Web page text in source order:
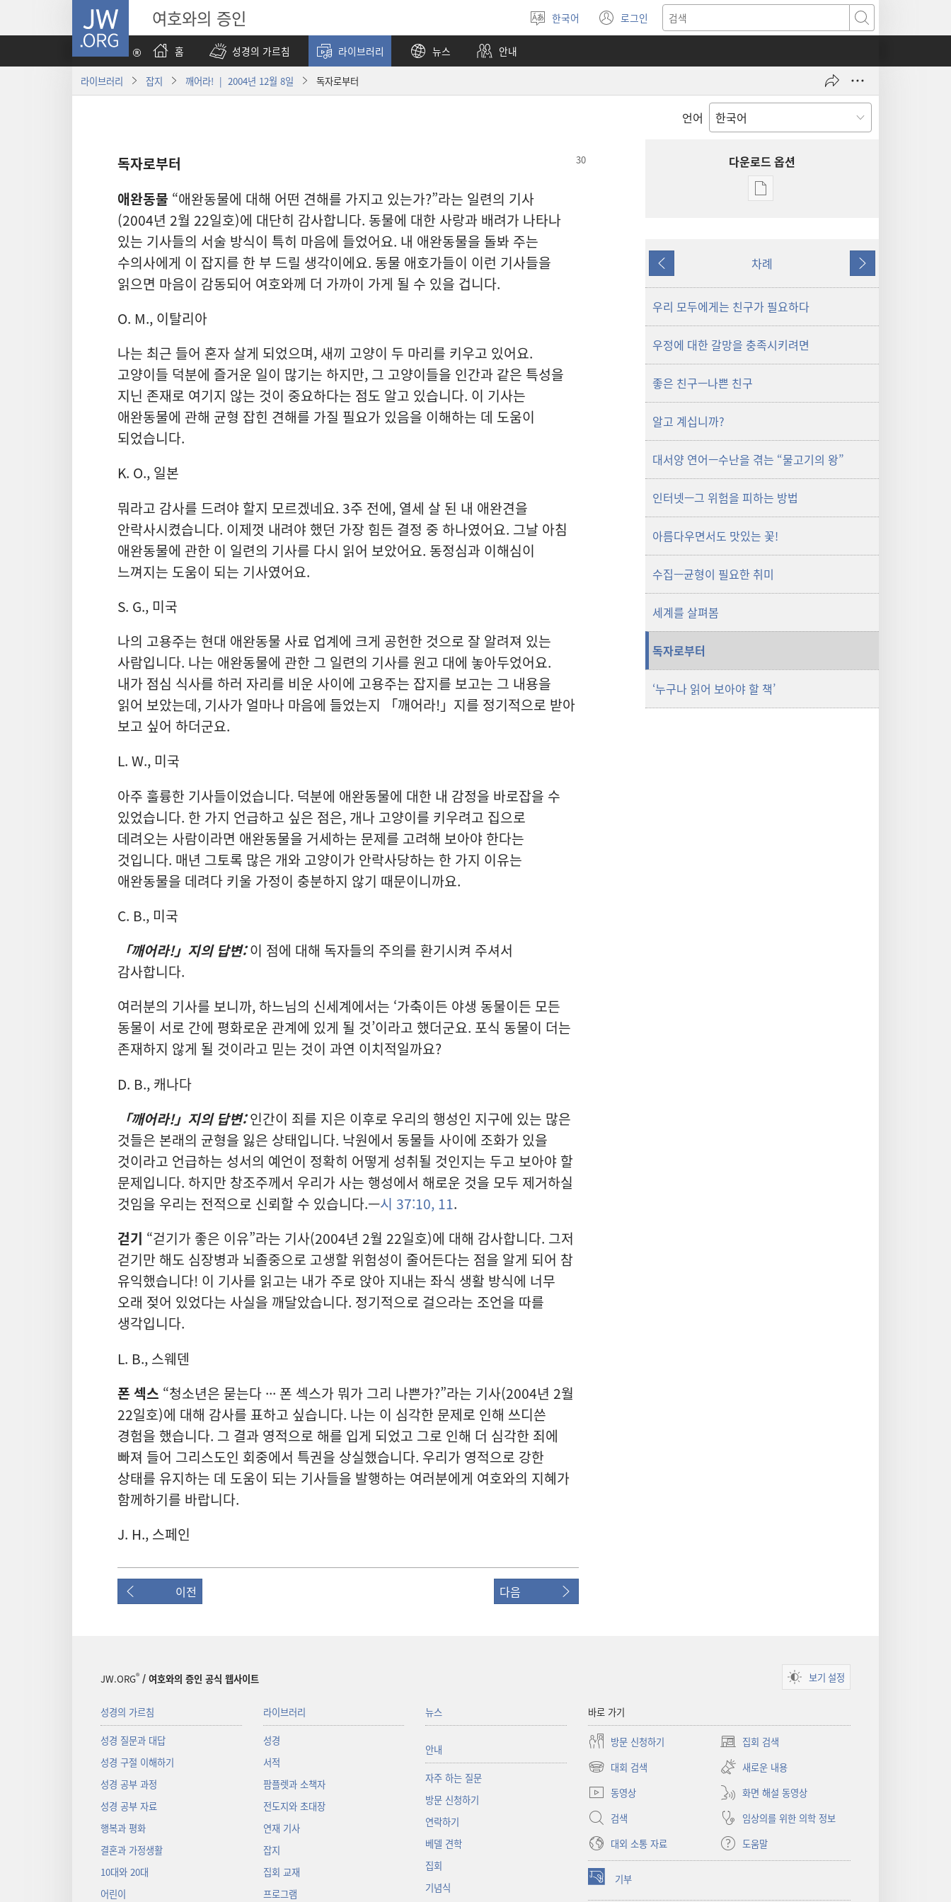
JW.ORG 여호와의 증인
언어
선택
한국어 로그인
(새로운
창
검색
홈
성경의 가르침 라이브러리 뉴스 안내
라이브러리 잡지 깨어라! | 2004년 12월 8일 독자로부터
언어
독자로부터
애완동물 “애완동물에 대해 어떤 견해를 가지고 있는가?”라는 일련의 기사
(2004년 2월 22일호)에 대단히 감사합니다. 동물에 대한 사랑과 배려가 나타나
있는 기사들의 서술 방식이 특히 마음에 들었어요. 내 애완동물을 돌봐 주는
수의사에게 이 잡지를 한 부 드릴 생각이에요. 동물 애호가들이 이런 기사들을
읽으면 마음이 감동되어 여호와께 더 가까이 가게 될 수 있을 겁니다.
O. M., 이탈리아
나는 최근 들어 혼자 살게 되었으며, 새끼 고양이 두 마리를 키우고 있어요.
고양이들 덕분에 즐거운 일이 많기는 하지만, 그 고양이들을 인간과 같은 특성을
지닌 존재로 여기지 않는 것이 중요하다는 점도 알고 있습니다. 이 기사는
애완동물에 관해 균형 잡힌 견해를 가질 필요가 있음을 이해하는 데 도움이
되었습니다.
K. O., 일본
뭐라고 감사를 드려야 할지 모르겠네요. 3주 전에, 열세 살 된 내 애완견을
안락사시켰습니다. 이제껏 내려야 했던 가장 힘든 결정 중 하나였어요. 그날 아침
애완동물에 관한 이 일련의 기사를 다시 읽어 보았어요. 동정심과 이해심이
느껴지는 도움이 되는 기사였어요.
S. G., 미국
나의 고용주는 현대 애완동물 사료 업계에 크게 공헌한 것으로 잘 알려져 있는
사람입니다. 나는 애완동물에 관한 그 일련의 기사를 원고 대에 놓아두었어요.
내가 점심 식사를 하러 자리를 비운 사이에 고용주는 잡지를 보고는 그 내용을
읽어 보았는데, 기사가 얼마나 마음에 들었는지 「깨어라!」지를 정기적으로 받아
보고 싶어 하더군요.
L. W., 미국
아주 훌륭한 기사들이었습니다. 덕분에 애완동물에 대한 내 감정을 바로잡을 수
있었습니다. 한 가지 언급하고 싶은 점은, 개나 고양이를 키우려고 집으로
데려오는 사람이라면 애완동물을 거세하는 문제를 고려해 보아야 한다는
것입니다. 매년 그토록 많은 개와 고양이가 안락사당하는 한 가지 이유는
애완동물을 데려다 키울 가정이 충분하지 않기 때문이니까요.
C. B., 미국
「깨어라!」지의 답변:이 점에 대해 독자들의 주의를 환기시켜 주셔서
감사합니다.
여러분의 기사를 보니까, 하느님의 신세계에서는 ‘가축이든 야생 동물이든 모든
동물이 서로 간에 평화로운 관계에 있게 될 것’이라고 했더군요. 포식 동물이 더는
존재하지 않게 될 것이라고 믿는 것이 과연 이치적일까요?
D. B., 캐나다
「깨어라!」지의 답변:인간이 죄를 지은 이후로 우리의 행성인 지구에 있는 많은
것들은 본래의 균형을 잃은 상태입니다. 낙원에서 동물들 사이에 조화가 있을
것이라고 언급하는 성서의 예언이 정확히 어떻게 성취될 것인지는 두고 보아야 할
문제입니다. 하지만 창조주께서 우리가 사는 행성에서 해로운 것을 모두 제거하실
것임을 우리는 전적으로 신뢰할 수 있습니다.—시 37:10, 11.
걷기 “걷기가 좋은 이유”라는 기사(2004년 2월 22일호)에 대해 감사합니다. 그저
걷기만 해도 심장병과 뇌졸중으로 고생할 위험성이 줄어든다는 점을 알게 되어 참
유익했습니다! 이 기사를 읽고는 내가 주로 앉아 지내는 좌식 생활 방식에 너무
오래 젖어 있었다는 사실을 깨달았습니다. 정기적으로 걸으라는 조언을 따를
생각입니다.
L. B., 스웨덴
폰 섹스 “청소년은 묻는다 ··· 폰 섹스가 뭐가 그리 나쁜가?”라는 기사(2004년 2월
22일호)에 대해 감사를 표하고 싶습니다. 나는 이 심각한 문제로 인해 쓰디쓴
경험을 했습니다. 그 결과 영적으로 해를 입게 되었고 그로 인해 더 심각한 죄에
빠져 들어 그리스도인 회중에서 특권을 상실했습니다. 우리가 영적으로 강한
상태를 유지하는 데 도움이 되는 기사들을 발행하는 여러분에게 여호와의 지혜가
함께하기를 바랍니다.
J. H., 스페인
이전 다음
다운로드 옵션
출판물
2004년
12월 8일
이전 차례 다음
우리 모두에게는 친구가 필요하다
우정에 대한 갈망을 충족시키려면
좋은 친구—나쁜 친구
알고 계십니까?
대서양 연어—수난을 겪는 “물고기의 왕”
인터넷—그 위험을 피하는 방법
아름다우면서도 맛있는 꽃!
수집—균형이 필요한 취미
세계를 살펴봄
독자로부터
‘누구나 읽어 보아야 할 책’
JW.ORG® / 여호와의 증인 공식 웹사이트 보기 설정
성경의 가르침
성경 질문과 대답
성경 구절 이해하기
성경 공부 과정
성경 공부 자료
행복과 평화
결혼과 가정생활
10대와 20대
어린이
라이브러리
성경
서적
팜플렛과 소책자
전도지와 초대장
연재 기사
잡지
집회 교재
프로그램
뉴스
안내
자주 하는 질문
방문 신청하기
연락하기
베델 견학
집회
기념식
바로 가기
방문 신청하기 집회 검색
(새로운
창
열기)
대회 검색
(새로운
창
새로운 내용
동영상
화면 해설 동영상
검색
임상의를 위한 의학 정보
대외 소통 자료
도움말
기부
(새로운